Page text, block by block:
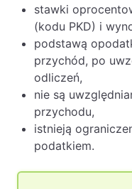
stawki
(kodu PKD) i
podstawą
przychód, po
odliczeń,
nie są
przychodu,
istnieją
podatkiem.